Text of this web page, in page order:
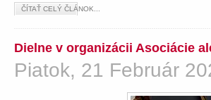
ČÍTAŤ CELÝ ČLÁNOK...
Dielne v organizácii Asociácie
Piatok, 21 Február